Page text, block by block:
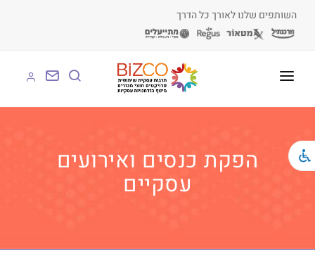
השותפים שלנו לאורך כל הדרך
על BIZCO
BIZCO לעסקים
BIZCO לעמותות
הפקת כנסים ואירועים
עסקיים